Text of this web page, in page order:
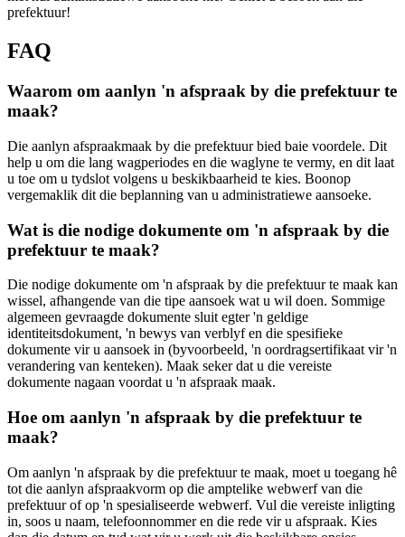
prefektuur!
FAQ
Waarom om aanlyn 'n afspraak by die prefektuur te
maak?
Die aanlyn afspraakmaak by die prefektuur bied baie voordele. Dit
help u om die lang wagperiodes en die waglyne te vermy, en dit laat
u toe om u tydslot volgens u beskikbaarheid te kies. Boonop
vergemaklik dit die beplanning van u administratiewe aansoeke.
Wat is die nodige dokumente om 'n afspraak by die
prefektuur te maak?
Die nodige dokumente om 'n afspraak by die prefektuur te maak kan
wissel, afhangende van die tipe aansoek wat u wil doen. Sommige
algemeen gevraagde dokumente sluit egter 'n geldige
identiteitsdokument, 'n bewys van verblyf en die spesifieke
dokumente vir u aansoek in (byvoorbeeld, 'n oordragsertifikaat vir 'n
verandering van kenteken). Maak seker dat u die vereiste
dokumente nagaan voordat u 'n afspraak maak.
Hoe om aanlyn 'n afspraak by die prefektuur te
maak?
Om aanlyn 'n afspraak by die prefektuur te maak, moet u toegang hê
tot die aanlyn afspraakvorm op die amptelike webwerf van die
prefektuur of op 'n spesialiseerde webwerf. Vul die vereiste inligting
in, soos u naam, telefoonnommer en die rede vir u afspraak. Kies